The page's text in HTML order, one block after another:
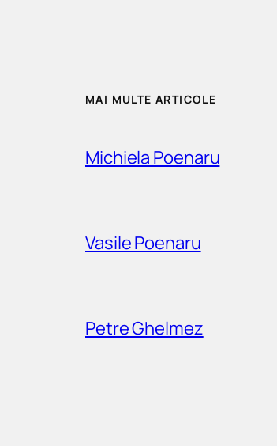
MAI MULTE ARTICOLE
Michiela Poenaru
Vasile Poenaru
Petre Ghelmez